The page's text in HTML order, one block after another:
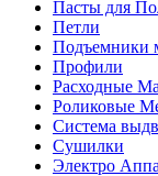
Пасты для
Петли
Подъемники
Профили
Расходные
Роликовые
Система
Сушилки
Электро